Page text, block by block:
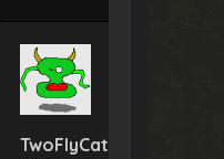
TwoFlyCat